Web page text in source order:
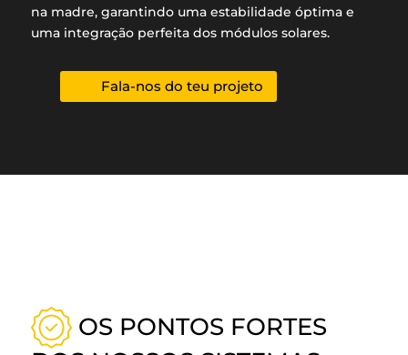
na madre, garantindo uma estabilidade óptima e
uma integração perfeita dos módulos solares.
Fala-nos do teu projeto
OS PONTOS FORTES